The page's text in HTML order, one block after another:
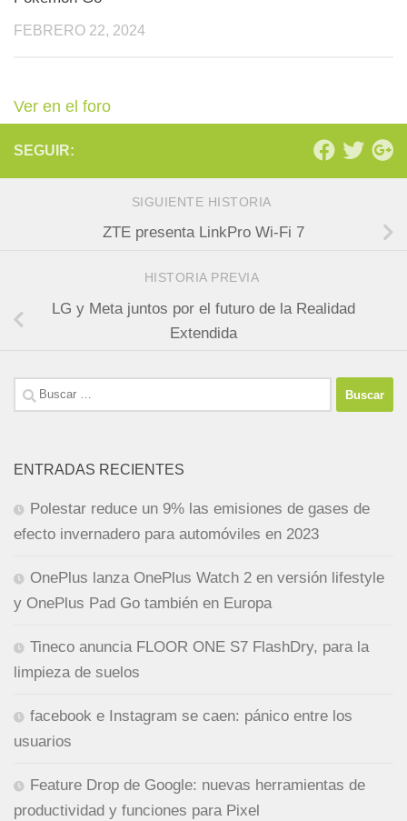
FEBRERO 22, 2024
Ver en el foro
SEGUIR:
SIGUIENTE HISTORIA
ZTE presenta LinkPro Wi-Fi 7
HISTORIA PREVIA
LG y Meta juntos por el futuro de la Realidad
Extendida
Buscar:
ENTRADAS RECIENTES
Polestar reduce un 9% las emisiones de gases de
efecto invernadero para automóviles en 2023
OnePlus lanza OnePlus Watch 2 en versión lifestyle
y OnePlus Pad Go también en Europa
Tineco anuncia FLOOR ONE S7 FlashDry, para la
limpieza de suelos
facebook e Instagram se caen: pánico entre los
usuarios
Feature Drop de Google: nuevas herramientas de
productividad y funciones para Pixel